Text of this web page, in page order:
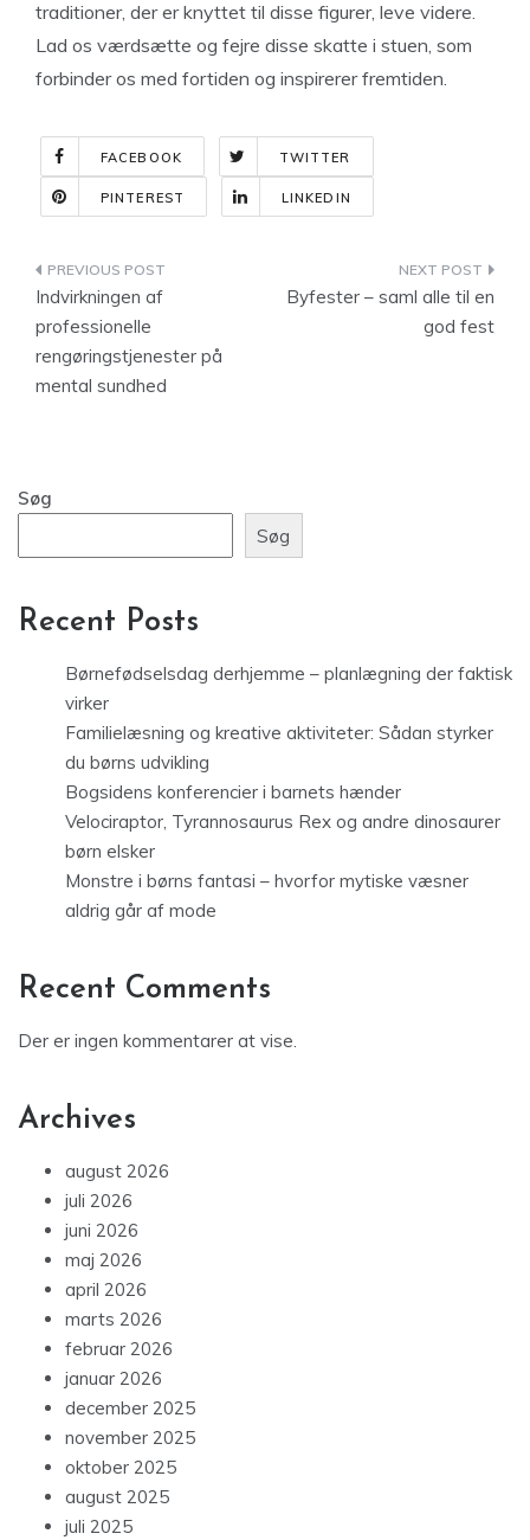
traditioner, der er knyttet til disse figurer, leve videre.
Lad os værdsætte og fejre disse skatte i stuen, som
forbinder os med fortiden og inspirerer fremtiden.
FACEBOOK TWITTER
PINTEREST LINKEDIN
Indlægsnavigation
Indvirkningen af
professionelle
rengøringstjenester på
mental sundhed
Byfester – saml alle til en
god fest
Søg
Søg
Recent Posts
Børnefødselsdag derhjemme – planlægning der faktisk
virker
Familielæsning og kreative aktiviteter: Sådan styrker
du børns udvikling
Bogsidens konferencier i barnets hænder
Velociraptor, Tyrannosaurus Rex og andre dinosaurer
børn elsker
Monstre i børns fantasi – hvorfor mytiske væsner
aldrig går af mode
Recent Comments
Der er ingen kommentarer at vise.
Archives
august 2026
juli 2026
juni 2026
maj 2026
april 2026
marts 2026
februar 2026
januar 2026
december 2025
november 2025
oktober 2025
august 2025
juli 2025